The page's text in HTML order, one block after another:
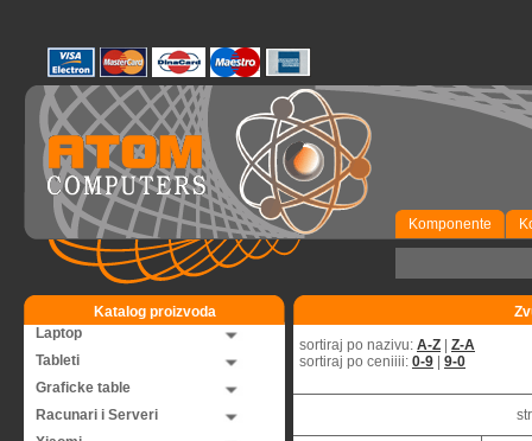
Komponente
Katalog proizvoda
Laptop
Tableti
Graficke table
Racunari i Serveri
sortiraj po nazivu: A-Z
Z-A
sortiraj po ceniiii: 0-9 9-0